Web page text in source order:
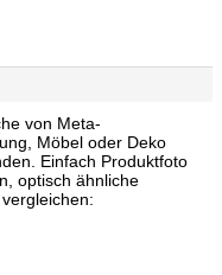
von Meta-
Möbel oder Deko
Einfach Produktfoto
optisch ähnliche